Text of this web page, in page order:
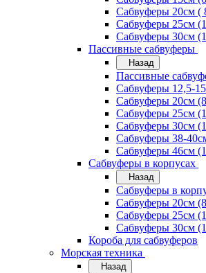
Сабвуферы 20см (
Сабвуферы 25см
Сабвуферы 30см
Пассивные сабвуферы
Назад
Пассивные
Сабвуферы 12,5-
Сабвуферы 20см
Сабвуферы 25см
Сабвуферы 30см
Сабвуферы 38-
Сабвуферы 46см
Сабвуферы в корпусах
Назад
Сабвуферы в
Сабвуферы 20см
Сабвуферы 25см
Сабвуферы 30см
Короба для сабвуферов
Морская техника
Назад